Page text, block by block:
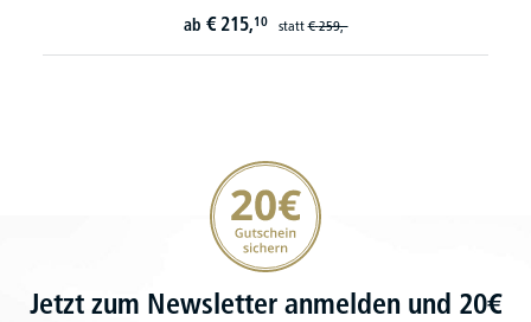
ab € 215,10 statt€ 259,-
20€ Gutschein sichern
Jetzt zum Newsletter anmelden und 20€